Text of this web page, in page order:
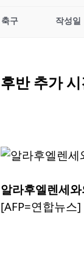
축구 작성일
후반 추가
알라후엘렌세
[AFP=연합뉴스]